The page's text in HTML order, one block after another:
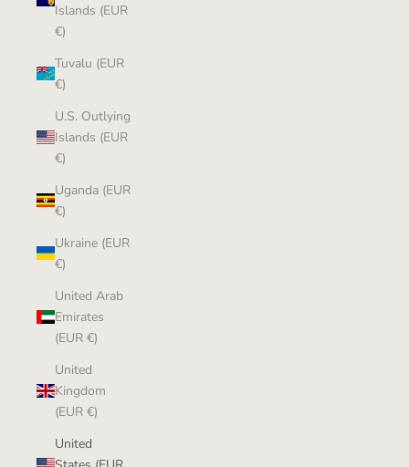
Islands (EUR
€)
Tuvalu (EUR
€)
U.S. Outlying
Islands (EUR
€)
Uganda (EUR
€)
Ukraine (EUR
€)
United Arab
Emirates
(EUR €)
United
Kingdom
(EUR €)
United